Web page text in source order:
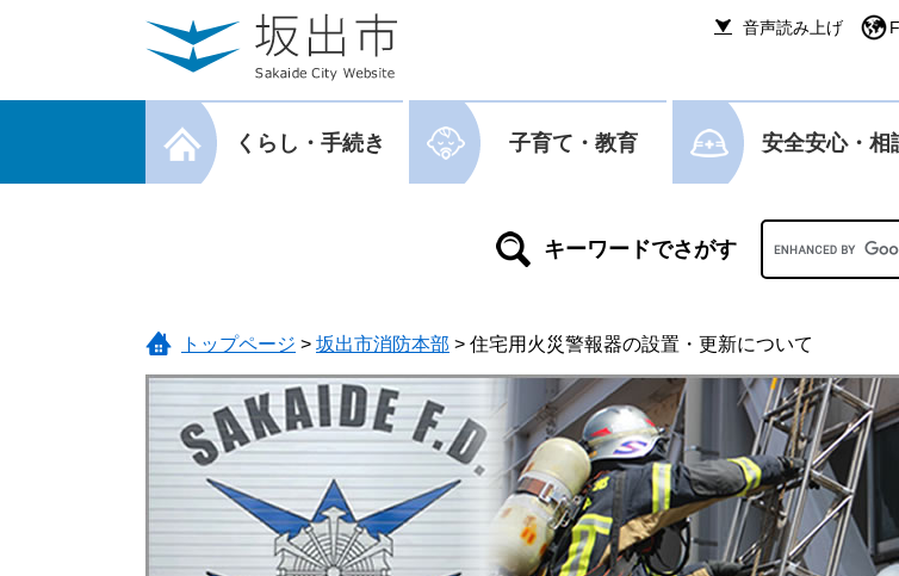
音声読み上げ
メニューを閉じる
くらし・手続き 子育て・教育 安全安心・相
Googleカスタム
トップページ > 坂出市消防本部 > 住宅用火災警報器の設置・更新について